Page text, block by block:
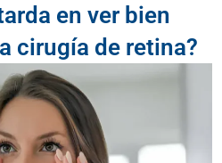
o
o
k a
m
en ver bien
cirugía de retina?